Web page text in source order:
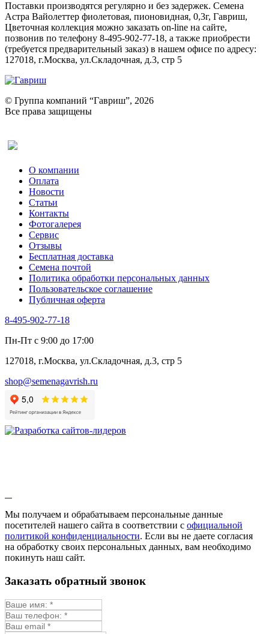
Поставки производятся регулярно и без задержек. Семена
Астра Вайолеттер фиолетовая, пионовидная, 0,3г, Гавриш,
Цветочная коллекция можно заказать on-line на сайте,
позвонив по телефону 8-495-902-77-18, а также приобрести
(требуется предварительный заказ) в нашем офисе по адресу:
127018, г.Москва, ул.Складочная, д.3, стр 5
© Группа компаний “Гавриш”, 2026
Все права защищены
О компании
Оплата
Новости
Статьи
Контакты
Фотогалерея​
Сервис
Отзывы
Бесплатная доставка
Семена почтой
Политика обработки персональных данных
Пользовательское соглашение
Публичная оферта
8-495-902-77-18
Пн-Пт с 9:00 до 17:00
127018, г.Москва, ул.Складочная, д.3, стр 5
shop@semenagavrish.ru
Мы получаем и обрабатываем персональные данные
посетителей нашего сайта в соответствии с официальной
политикой конфиденциальности. Если вы не даете согласия
на обработку своих персональных данных, вам необходимо
покинуть наш сайт.
Заказать обратный звонок